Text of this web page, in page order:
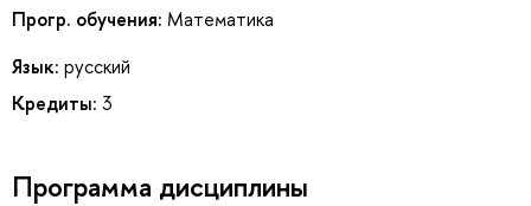
Прогр. обучения: Математика
Язык: русский
Кредиты: 3
Программа дисциплины